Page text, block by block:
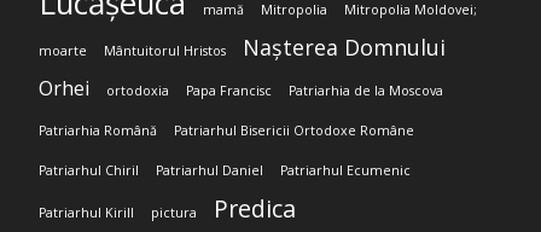
mamă Mitropolia Mitropolia Moldovei;
moarte Mântuitorul Hristos Nașterea Domnului
Orhei ortodoxia Papa Francisc Patriarhia de la Moscova
Patriarhia Română Patriarhul Bisericii Ortodoxe Române
Patriarhul Chiril Patriarhul Daniel Patriarhul Ecumenic
Patriarhul Kirill pictura Predica